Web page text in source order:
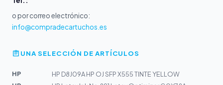
o por correo electrónico:
info@compradecartuchos.es
UNA SELECCIÓN DE ARTÍCULOS
HP
HP D8J09A HP OJ SFP X555 TINTE YELLOW